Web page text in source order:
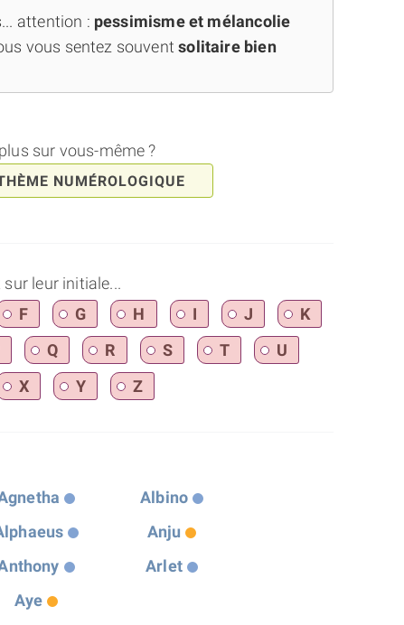
attention : pessimisme et mélancolie
vous sentez souventsolitaire bien
sur vous-même ?
NUMÉROLOGIQUE
leur initiale...
F G H I J
K
Q R S T
U
X Y Z
Albino
Anju
Arlet
Aye